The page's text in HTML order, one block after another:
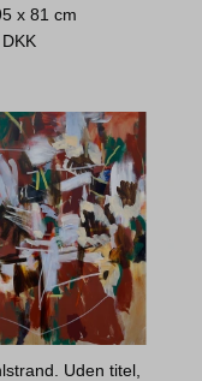
x 81 cm
DKK
Uden titel,